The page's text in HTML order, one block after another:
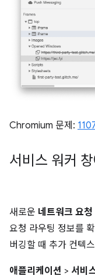
Chromium 문제:
서비스 워커
새로운 네트워크 요청
요청 라우팅 정보를
버깅할 때 추가 컨텍
애플리케이션 > 서비